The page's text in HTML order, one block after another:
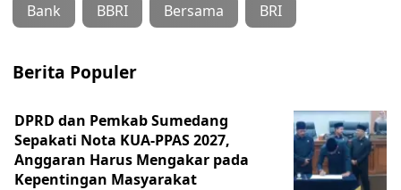
Bank BBRI Bersama BRI
Berita Populer
DPRD dan Pemkab Sumedang
Sepakati Nota KUA-PPAS 2027,
Anggaran Harus Mengakar pada
Kepentingan Masyarakat